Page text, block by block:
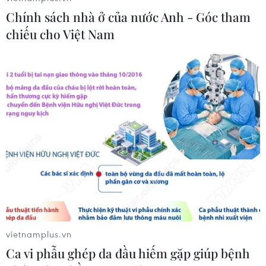
ninh biên giới sau khủng hoảng
Ceuta
05/08/2026 00:37
Nga và Ukraine tiếp tục tấn
công qua lại, thương vong không
ngừng gia tăng
Pháp ghi nhận tháng 7 nóng nhất
04/08/2026 15:17
Tây Ban Nha phát trực tiếp nhật thực
Chính sách nhà ở của nước Anh - Góc tham
chiếu cho Việt Nam
vietnamplus.vn
Ca vi phẫu ghép da đầu hiếm gặp giúp bệnh